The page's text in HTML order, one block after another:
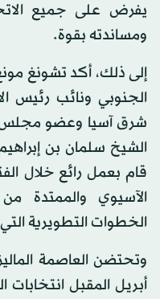
يفرض على جميع
ومساندته بقوة.
إلى ذلك، أكد تشونغ
الجنوبي ونائب رئيس
شرق آسيا وعضو مجلس
الشيخ سلمان بن
قام بعمل رائع خلال
الخطوات التطويرية
وتحتضن العاصمة